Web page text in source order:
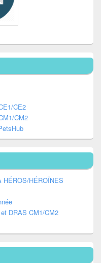
CE2
CM2
HÉROS/HÉROÏNES
DRAS CM1/CM2